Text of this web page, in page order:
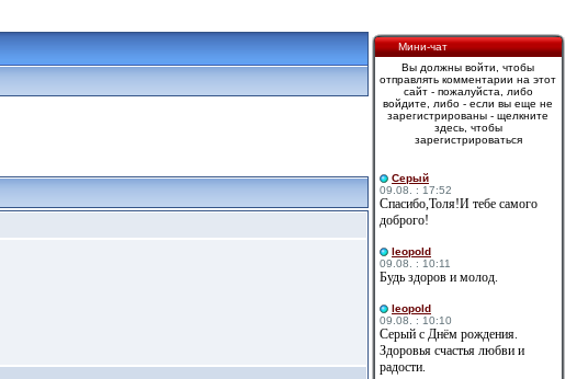
Мини-чат
Вы должны войти, чтобы
отправлять комментарии на этот
сайт - пожалуйста, либо
войдите, либо - если вы еще не
зарегистрированы - щелкните
здесь, чтобы
зарегистрироваться
Cерый
09.08. : 17:52
Спасибо,Толя!И тебе самого
доброго!
leopold
09.08. : 10:11
Будь здоров и молод.
leopold
09.08. : 10:10
Серый с Днём рождения.
Здоровья счастья любви и
радости.